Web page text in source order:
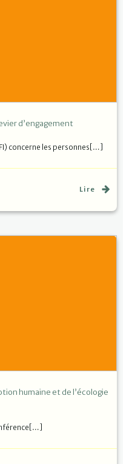
d’engagement
concerne les personnes[…]
Lire
humaine et de l’écologie